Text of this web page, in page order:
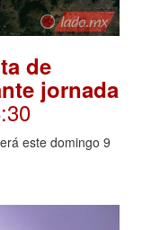
de
jornada
este domingo 9